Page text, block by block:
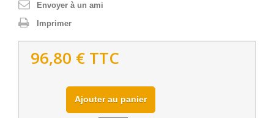
Envoyer à un ami
Imprimer
96,80 € TTC
Ajouter au panier